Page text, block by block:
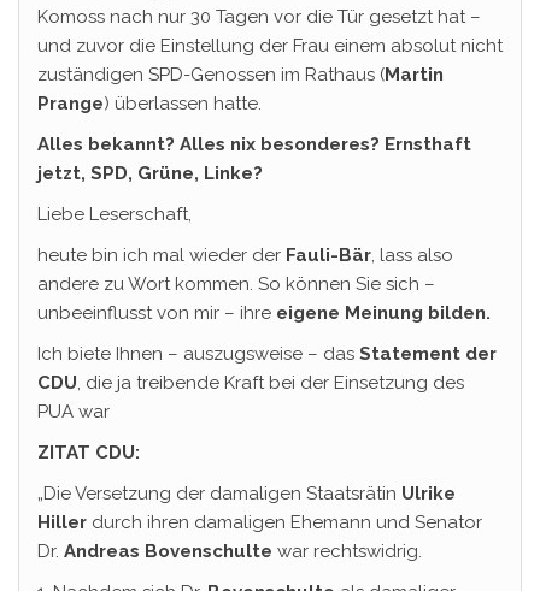
Komoss nach nur 30 Tagen vor die Tür gesetzt hat –
und zuvor die Einstellung der Frau einem absolut nicht
zuständigen SPD-Genossen im Rathaus (Martin
Prange) überlassen hatte.
Alles bekannt? Alles nix besonderes? Ernsthaft
jetzt, SPD, Grüne, Linke?
Liebe Leserschaft,
heute bin ich mal wieder der Fauli-Bär, lass also
andere zu Wort kommen. So können Sie sich –
unbeeinflusst von mir – ihre eigene Meinung bilden.
Ich biete Ihnen – auszugsweise – das Statement der
CDU, die ja treibende Kraft bei der Einsetzung des
PUA war
ZITAT CDU:
„Die Versetzung der damaligen Staatsrätin Ulrike
Hiller durch ihren damaligen Ehemann und Senator
Dr. Andreas Bovenschulte war rechtswidrig.